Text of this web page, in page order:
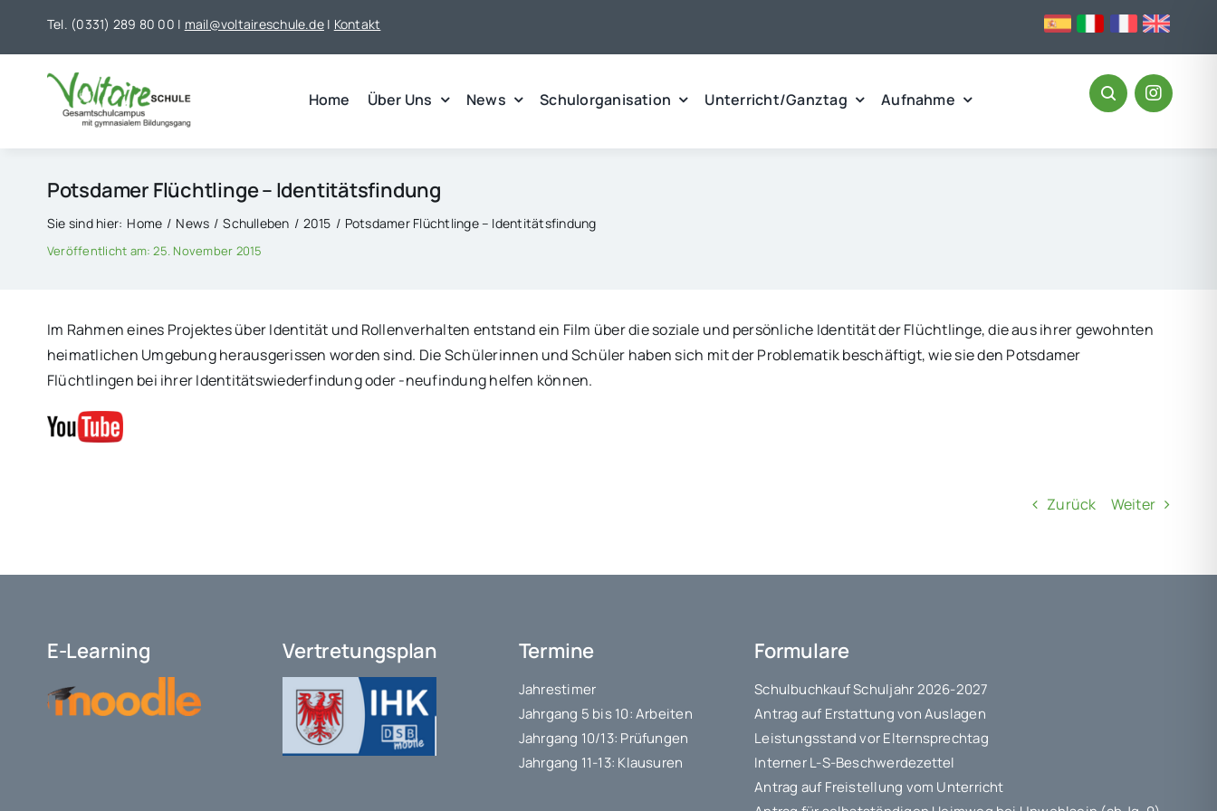
Tel. (0331) 289 80 00 | mail@voltaireschule.de| Kontakt
Home Über Uns News Schulorganisation Unterricht/Ganztag Aufnahme
Potsdamer Flüchtlinge – Identitätsfindung
Sie sind hier: Home News Schulleben 2015 Potsdamer Flüchtlinge – Identitätsfindung
Veröffentlicht am: 25. November 2015
Im Rahmen eines Projektes über Identität und Rollenverhalten entstand ein Film über die soziale und persönliche Identität der Flüchtlinge, die aus ihrer gewohnten
heimatlichen Umgebung herausgerissen worden sind. Die Schülerinnen und Schüler haben sich mit der Problematik beschäftigt, wie sie den Potsdamer
Flüchtlingen bei ihrer Identitätswiederfindung oder -neufindung helfen können.
Zurück Weiter
E-Learning Vertretungsplan Termine
Jahrestimer
Jahrgang 5 bis 10: Arbeiten
Jahrgang 10/13: Prüfungen
Jahrgang 11-13: Klausuren
Formulare
Schulbuchkauf Schuljahr 2026-2027
Antrag auf Erstattung von Auslagen
Leistungsstand vor Elternsprechtag
Interner L-S-Beschwerdezettel
Antrag auf Freistellung vom Unterricht